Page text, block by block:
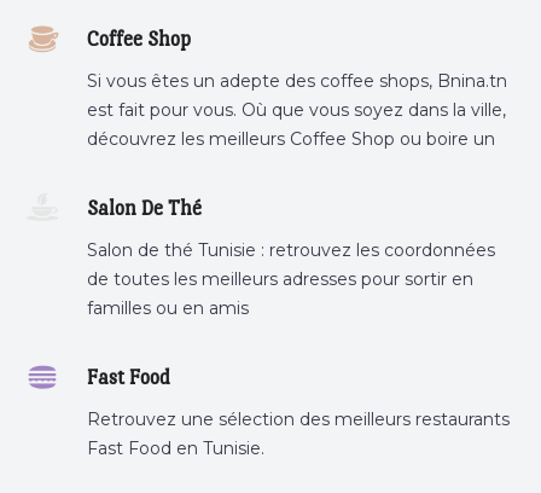
Coffee Shop
Si vous êtes un adepte des coffee shops, Bnina.tn
est fait pour vous. Où que vous soyez dans la ville,
découvrez les meilleurs Coffee Shop ou boire un
Salon De Thé
Salon de thé Tunisie : retrouvez les coordonnées
de toutes les meilleurs adresses pour sortir en
familles ou en amis
Fast Food
Retrouvez une sélection des meilleurs restaurants
Fast Food en Tunisie.